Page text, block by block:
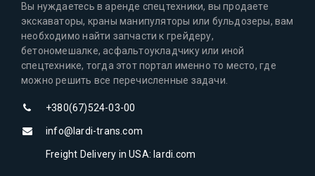
Вы нуждаетесь в аренде спецтехники, вы продаете
экскаваторы, краны манипуляторы или бульдозеры, вам
необходимо найти запчасти к грейдеру,
бетономешалке, асфальтоукладчику или иной
спецтехнике, тогда этот портал именно то место, где
можно решить все перечисленные задачи.
+380(67)524-03-00
info@lardi-trans.com
Freight Delivery in USA: lardi.com